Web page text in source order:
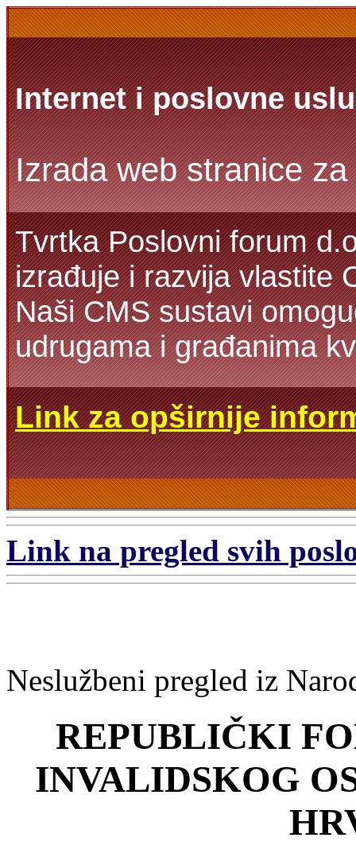
Internet i poslovne
Izrada web stranice
Tvrtka Poslovni forum
izrađuje i razvija vlastite
Naši CMS sustavi
udrugama i građanima
Link za opširnije
Link na pregled svih
Neslužbeni pregled iz
REPUBLIČKI
INVALIDSKOG